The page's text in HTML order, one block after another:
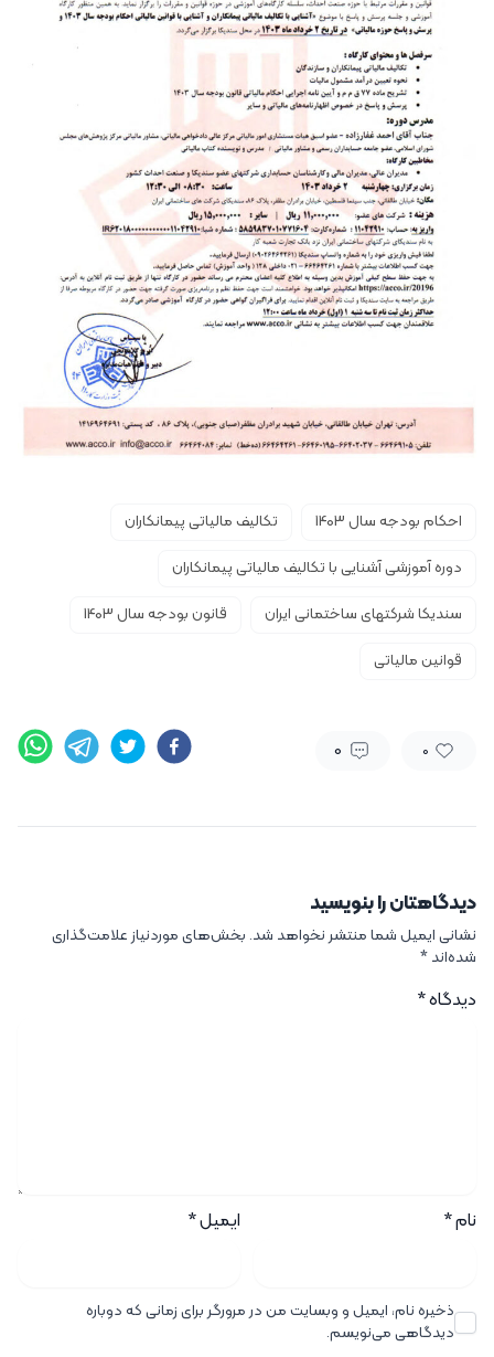
احکام بودجه سال 1403
تکالیف مالیاتی پیمانکاران
دوره آموزشی آشنایی با تکالیف مالیاتی پیمانکاران
سندیکا شرکتهای ساختمانی ایران
قانون بودجه سال 1403
قوانین مالیاتی
0
0
دیدگاهتان را بنویسید
نشانی ایمیل شما منتشر نخواهد شد. بخش‌های موردنیاز علامت‌گذاری
شده‌اند*
دیدگاه*
نام* ایمیل*
ذخیره نام، ایمیل و وبسایت من در مرورگر برای زمانی که دوباره
دیدگاهی می‌نویسم.